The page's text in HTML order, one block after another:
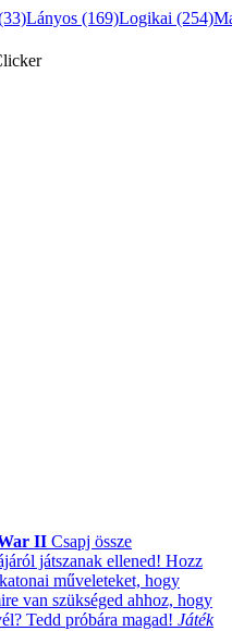
Lányos (169)Logikai (254)
II Csapj össze
játszanak ellened! Hozz
műveleteket, hogy
van szükséged ahhoz, hogy
Tedd próbára magad! Játék